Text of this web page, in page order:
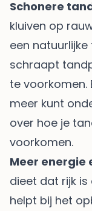
Schonere
kluiven op
een
schraapt
te voorkomen.
meer kunt
over hoe je
voorkomen.
Meer energie
dieet dat rijk
helpt bij het